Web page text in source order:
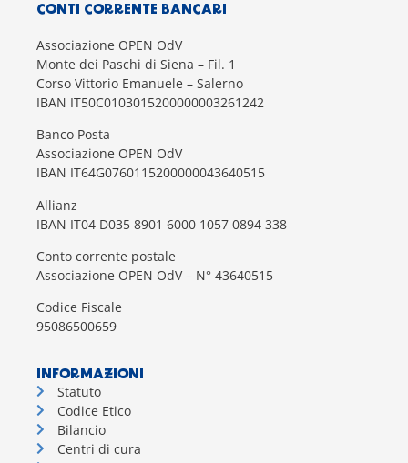
CONTI CORRENTE BANCARI
Associazione OPEN OdV
Monte dei Paschi di Siena – Fil. 1
Corso Vittorio Emanuele – Salerno
IBAN IT50C0103015200000003261242
Banco Posta
Associazione OPEN OdV
IBAN IT64G0760115200000043640515
Allianz
IBAN IT04 D035 8901 6000 1057 0894 338
Conto corrente postale
Associazione OPEN OdV – N° 43640515
Codice Fiscale
95086500659
INFORMAZIONI
Statuto
Codice Etico
Bilancio
Centri di cura